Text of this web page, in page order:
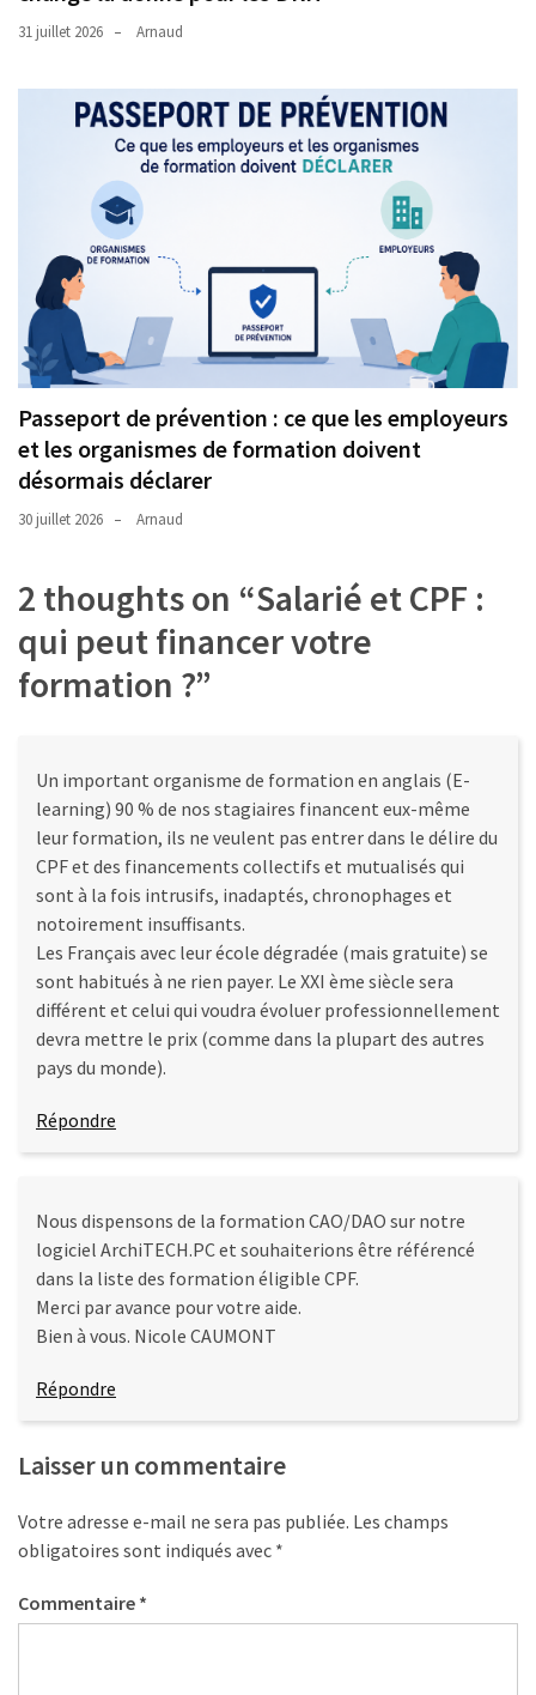
31 juillet 2026 Arnaud
Passeport de prévention : ce que les employeurs
et les organismes de formation doivent
désormais déclarer
30 juillet 2026 Arnaud
2 thoughts on “Salarié et CPF :
qui peut financer votre
formation ?”
Un important organisme de formation en anglais (E-
learning) 90 % de nos stagiaires financent eux-même
leur formation, ils ne veulent pas entrer dans le délire du
CPF et des financements collectifs et mutualisés qui
sont à la fois intrusifs, inadaptés, chronophages et
notoirement insuffisants.
Les Français avec leur école dégradée (mais gratuite) se
sont habitués à ne rien payer. Le XXI ème siècle sera
différent et celui qui voudra évoluer professionnellement
devra mettre le prix (comme dans la plupart des autres
pays du monde).
Répondre
Nous dispensons de la formation CAO/DAO sur notre
logiciel ArchiTECH.PC et souhaiterions être référencé
dans la liste des formation éligible CPF.
Merci par avance pour votre aide.
Bien à vous. Nicole CAUMONT
Répondre
Laisser un commentaire
Votre adresse e-mail ne sera pas publiée. Les champs
obligatoires sont indiqués avec *
Commentaire *